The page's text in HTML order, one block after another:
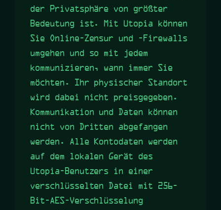
der Privatsphäre von größter
Bedeutung ist. Mit Utopia können
Sie Online-Zensur und -Firewalls
umgehen und so mit jedem
kommunizieren, wann immer Sie
möchten. Ihr physischer Standort
wird dabei nicht preisgegeben.
Kommunikation und Daten können
nicht von Dritten abgefangen
werden. Alle Kontodaten werden
auf dem lokalen Gerät des
Utopia-Benutzers in einer
verschlüsselten Datei mit 256-
Bit-AES-Verschlüsselung